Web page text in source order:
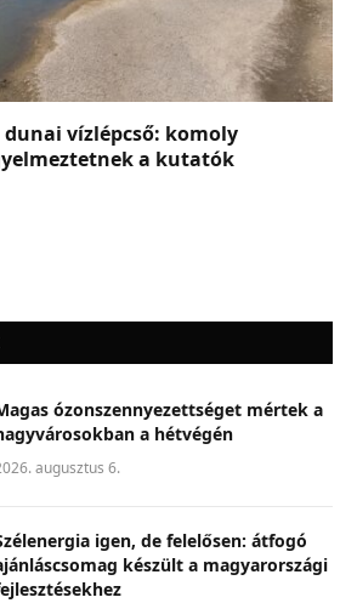
dunai vízlépcső: komoly
a kutatók
ózonszennyezettséget mértek a
a hétvégén
augusztus 6.
igen, de felelősen: átfogó
készült a magyarországi